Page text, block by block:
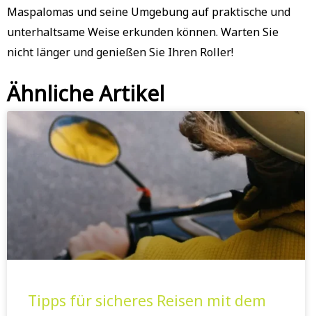
Maspalomas und seine Umgebung auf praktische und
unterhaltsame Weise erkunden können. Warten Sie
nicht länger und genießen Sie Ihren Roller!
Ähnliche Artikel
Tipps für sicheres Reisen mit dem